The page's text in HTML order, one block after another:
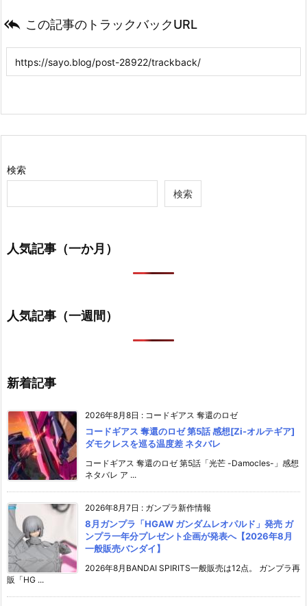
 この記事のトラックバックURL
検索
検索
人気記事（一か月）
人気記事（一週間）
新着記事
2026年8月8日 : コードギアス 奪還のロゼ
コードギアス 奪還のロゼ 第5話 感想[Zi-オルテギア]
ダモクレスを巡る温度差 ネタバレ
コードギアス 奪還のロゼ 第5話「光芒 -Damocles-」感想
ネタバレ ア ...
2026年8月7日 : ガンプラ新作情報
8月ガンプラ「HGAW ガンダムレオパルド」発売 ガ
ンプラ一年分プレゼント企画が発表へ【2026年8月
一般販売バンダイ】
2026年8月BANDAI SPIRITS一般販売は12点。 ガンプラ再
販「HG ...